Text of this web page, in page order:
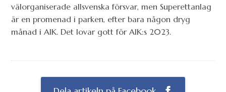
välorganiserade allsvenska försvar, men Superettanlag
är en promenad i parken, efter bara någon dryg
månad i AIK. Det lovar gott för AIK:s 2023.